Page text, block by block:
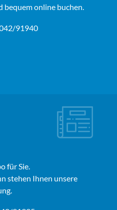
online buchen.
91940
für Sie.
stehen Ihnen unsere